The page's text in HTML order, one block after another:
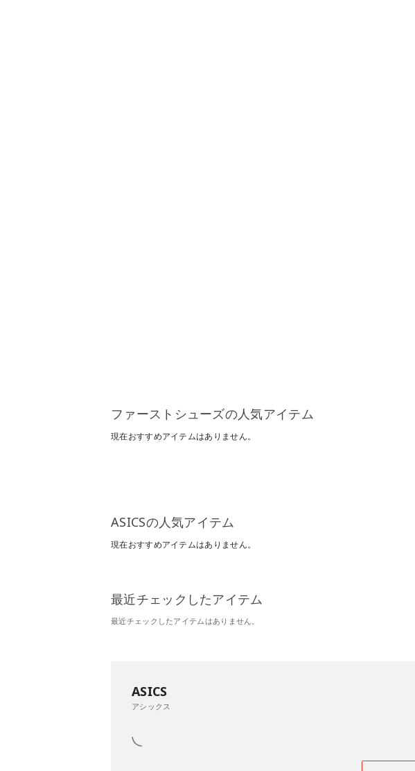
ファーストシューズの人気アイテム
現在おすすめアイテムはありません。
ASICSの人気アイテム
現在おすすめアイテムはありません。
最近チェックしたアイテム
最近チェックしたアイテムはありません。
ASICS
アシックス